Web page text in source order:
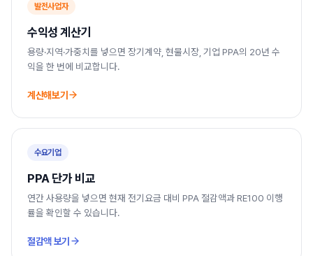
발전사업자
수익성 계산기
용량·지역·가중치를 넣으면 장기계약, 현물시장, 기업 PPA의 20년 수
익을 한 번에 비교합니다.
계산해보기
수요기업
PPA 단가 비교
연간 사용량을 넣으면 현재 전기요금 대비 PPA 절감액과 RE100 이행
률을 확인할 수 있습니다.
절감액 보기